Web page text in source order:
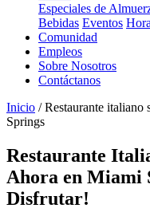
Especiales de
Bebidas Eventos
Comunidad
Empleos
Sobre Nosotros
Contáctanos
Inicio / Restaurante italiano
Springs
Restaurante
Ahora en Miami
Disfrutar!